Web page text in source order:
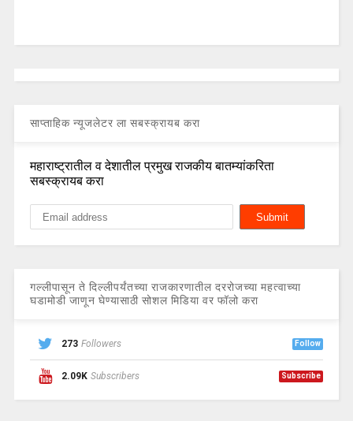
साप्ताहिक न्यूजलेटर ला सबस्क्रायब करा
महाराष्ट्रातील व देशातील प्रमुख राजकीय बातम्यांकरिता
सबस्क्रायब करा
गल्लीपासून ते दिल्लीपर्यंतच्या राजकारणातील दररोजच्या महत्वाच्या
घडामोडी जाणून घेण्यासाठी सोशल मिडिया वर फॉलो करा
273 Followers Follow
2.09K Subscribers Subscribe